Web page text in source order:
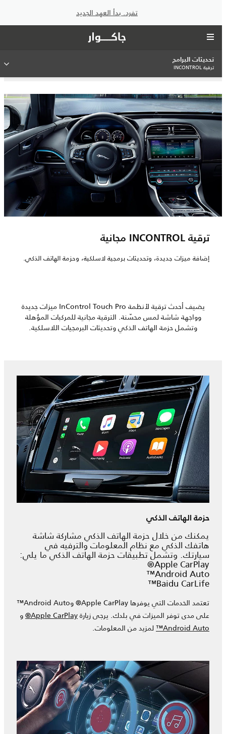
تفرد. بدأ العهد الجديد
تحديثات البرامج
ترقية INCONTROL
ترقية INCONTROL مجانية
إضافة ميزات جديدة، وتحديثات برمجية لاسلكية، وحزمة الهاتف الذكي.
يضيف أحدث ترقية لأنظمة InControl Touch Pro ميزات جديدة
وواجهة شاشة لمس محسّنة. الترقية مجانية للمركبات المؤهلة
وتشمل حزمة الهاتف الذكي وتحديثات البرمجيات اللاسلكية.
حزمة الهاتف الذكي
يمكنك من خلال حزمة الهاتف الذكي مشاركة شاشة
هاتفك الذكي مع نظام المعلومات والترفيه في
سيارتك. وتشمل تطبيقات حزمة الهاتف الذكي ما يلي:
Apple CarPlay®
Android Auto™
Baidu CarLife™
تعتمد الخدمات التي يوفرها Apple CarPlay® وAndroid Auto™
على مدى توفر الميزات في بلدك. يرجى زيارةApple CarPlay®
و
Android Auto™
لمزيد من المعلومات.